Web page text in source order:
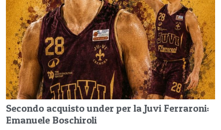
Secondo acquisto under per la Juvi Ferraroni:
Emanuele Boschiroli